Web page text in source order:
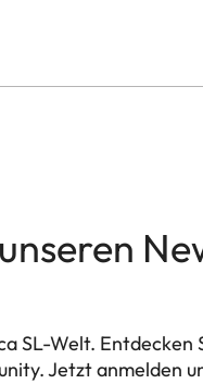
SL-Welt.
Jetzt anmelden